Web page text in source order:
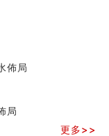
佈局
局
更多>>